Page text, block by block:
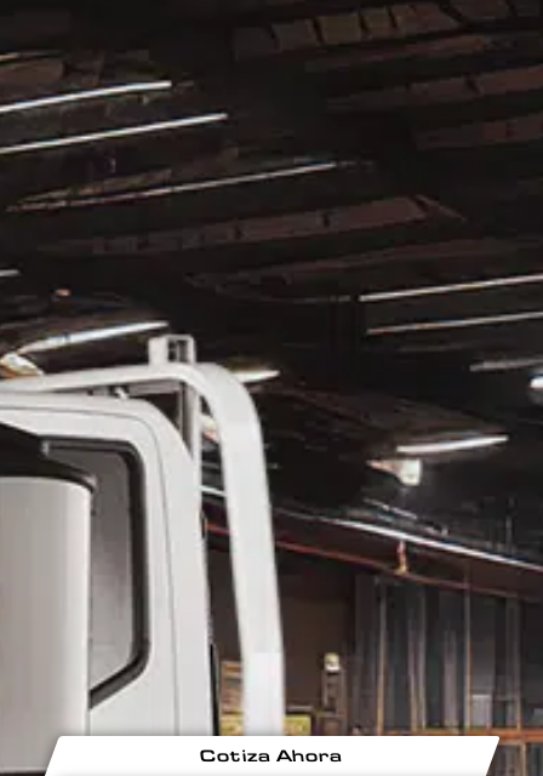
Cotiza Ahora